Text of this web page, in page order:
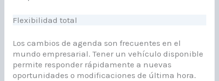
Flexibilidad total
Los cambios de agenda son frecuentes en el
mundo empresarial. Tener un vehículo disponible
permite responder rápidamente a nuevas
oportunidades o modificaciones de última hora.